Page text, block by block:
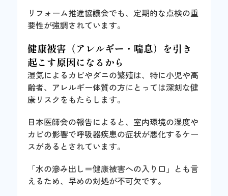
リフォーム推進協議会でも、定期的な点検の重
要性が強調されています。
健康被害（アレルギー・喘息）を引き
起こす原因になるから
湿気によるカビやダニの繁殖は、特に小児や高
齢者、アレルギー体質の方にとっては深刻な健
康リスクをもたらします。
日本医師会の報告によると、室内環境の湿度や
カビの影響で呼吸器疾患の症状が悪化するケー
スがあるとされています。
「水の滲み出し＝健康被害への入り口」とも言
えるため、早めの対処が不可欠です。